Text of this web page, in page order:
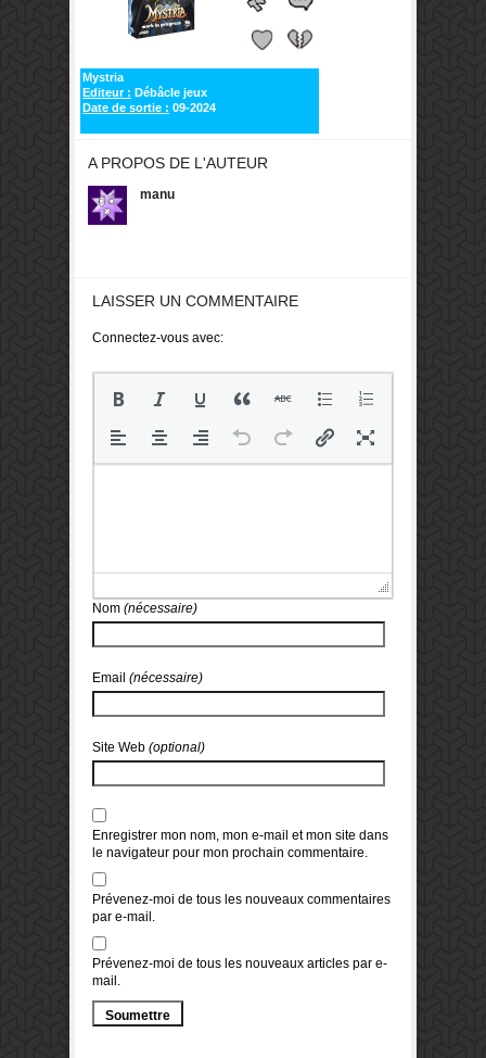
Mystria
Editeur : Débâcle jeux
Date de sortie : 09-2024
A PROPOS DE L'AUTEUR
manu
LAISSER UN COMMENTAIRE
Connectez-vous avec:
Nom (nécessaire)
Email (nécessaire)
Site Web (optional)
Enregistrer mon nom, mon e-mail et mon site dans
le navigateur pour mon prochain commentaire.
Prévenez-moi de tous les nouveaux commentaires
par e-mail.
Prévenez-moi de tous les nouveaux articles par e-
mail.